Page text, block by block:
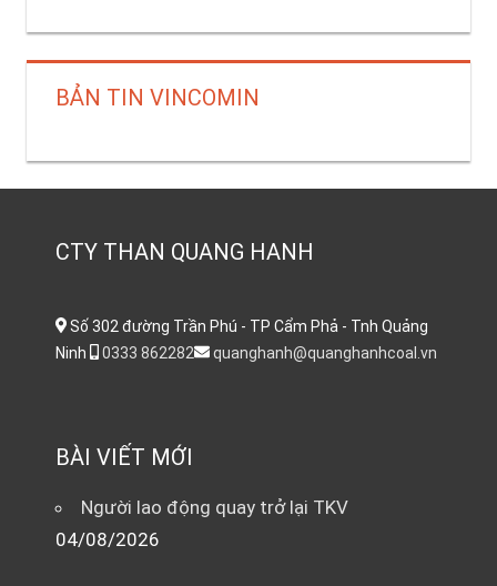
BẢN TIN VINCOMIN
CTY THAN QUANG HANH
Số 302 đường Trần Phú - TP Cẩm Phả - Tnh Quảng
Ninh
0333 862282 quanghanh@quanghanhcoal.vn
BÀI VIẾT MỚI
Người lao động quay trở lại TKV
04/08/2026